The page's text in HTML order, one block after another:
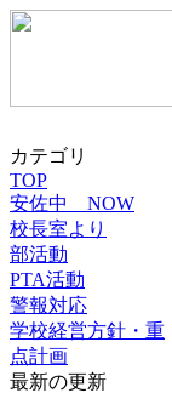
カテゴリ
TOP
安佐中 NOW
校長室より
部活動
PTA活動
警報対応
学校経営方針・重
点計画
最新の更新